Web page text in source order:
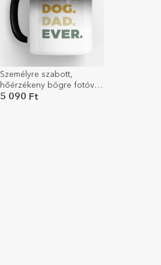
Személyre szabott,
hőérzékeny bögre fotóval
és szöveggel - Best
5 090 Ft